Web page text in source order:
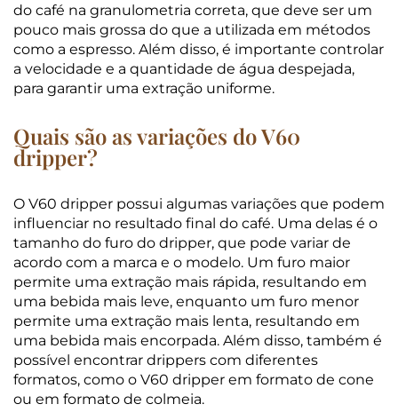
do café na granulometria correta, que deve ser um
pouco mais grossa do que a utilizada em métodos
como a espresso. Além disso, é importante controlar
a velocidade e a quantidade de água despejada,
para garantir uma extração uniforme.
Quais são as variações do V60
dripper?
O V60 dripper possui algumas variações que podem
influenciar no resultado final do café. Uma delas é o
tamanho do furo do dripper, que pode variar de
acordo com a marca e o modelo. Um furo maior
permite uma extração mais rápida, resultando em
uma bebida mais leve, enquanto um furo menor
permite uma extração mais lenta, resultando em
uma bebida mais encorpada. Além disso, também é
possível encontrar drippers com diferentes
formatos, como o V60 dripper em formato de cone
ou em formato de colmeia.